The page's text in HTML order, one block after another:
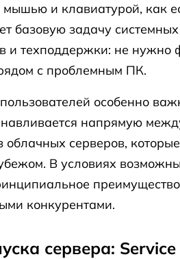
мышью и клавиатурой, как
базовую задачу системных
и техподдержки: не нужно
с проблемным ПК.
особенно
напрямую
серверов, которые
В условиях
конкурентами.
сервера: Service